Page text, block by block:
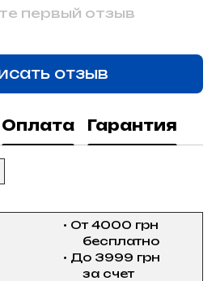
первый отзыв
отзыв
Оплата Гарантия
• От 4000 грн
бесплатно
• До 3999 грн
за счет